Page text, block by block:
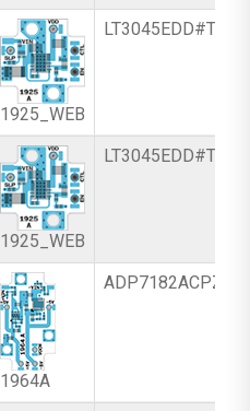
1925_WEB
1925_WEB
1964A
ADP7182ACPZ-R7